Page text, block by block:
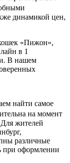
динамикой цен,
«Пижон»,
в 1
В нашем
найти самое
на момент
жителей
различные
при оформлении